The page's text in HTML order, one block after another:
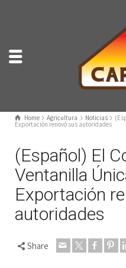
Home Agricultura Noticias
Exportación renovó sus autoridades
(Español) El
Ventanilla
Exportación
autoridades
Share